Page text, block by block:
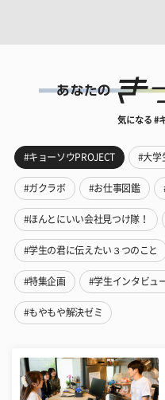
気になる #
#キョーソウPROJECT #大学
#ガクラボ #お仕事図鑑
#ほんとにいい会社見つけ隊！
#学生の君に伝えたい３つのこと
#特集企画 #学生インタビュ
#もやもや解決ゼミ